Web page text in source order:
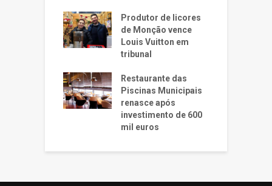
Produtor de licores
de Monção vence
Louis Vuitton em
tribunal
Restaurante das
Piscinas Municipais
renasce após
investimento de 600
mil euros